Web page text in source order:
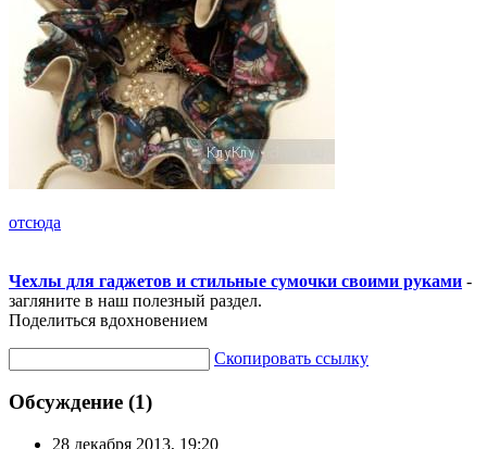
отсюда
Чехлы для гаджетов и стильные сумочки своими руками -
загляните в наш полезный раздел.
Поделиться вдохновением
Скопировать ссылку
Обсуждение (1)
28 декабря 2013, 19:20